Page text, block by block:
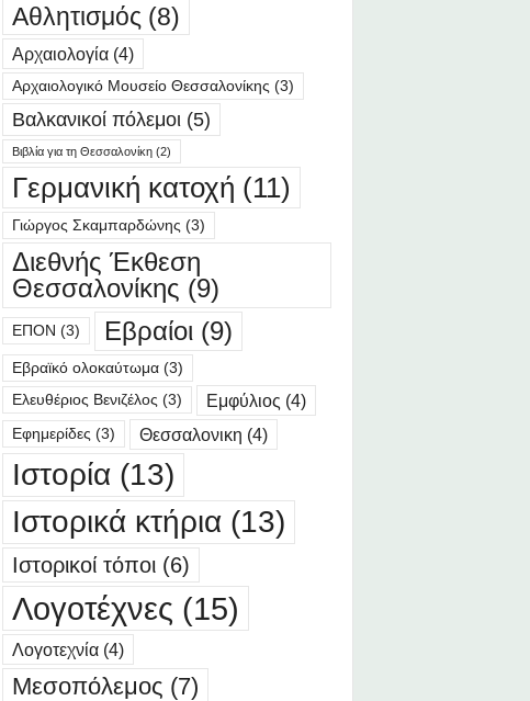
Αθλητισμός (8)
Αρχαιολογία(4)
Αρχαιολογικό Μουσείο Θεσσαλονίκης (3)
Βαλκανικοί πόλεμοι (5)
Βιβλία για τη Θεσσαλονίκη(2)
Γερμανική κατοχή (11)
Γιώργος Σκαμπαρδώνης (3)
Διεθνής Έκθεση
Θεσσαλονίκης (9)
ΕΠΟΝ (3) Εβραίοι (9)
Εβραϊκό ολοκαύτωμα(3)
Ελευθέριος Βενιζέλος (3) Εμφύλιος (4)
Εφημερίδες (3) Θεσσαλονικη (4)
Ιστορία(13)
Ιστορικά κτήρια(13)
Ιστορικοί τόποι(6)
Λογοτέχνες (15)
Λογοτεχνία(4)
Μεσοπόλεμος (7)